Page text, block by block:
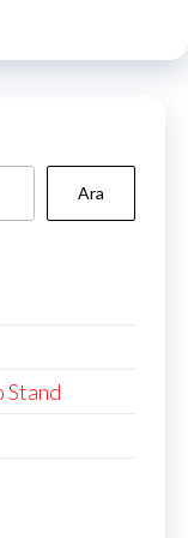
Ara
Stand